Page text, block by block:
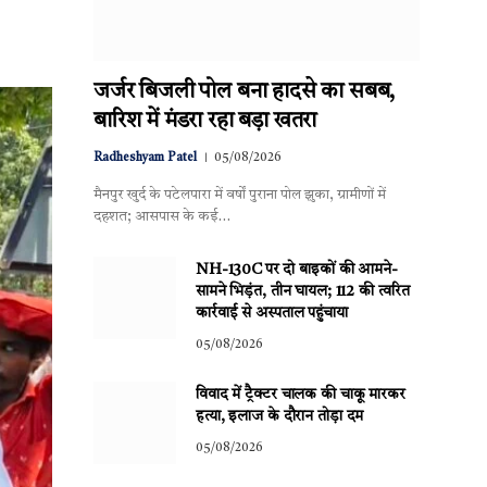
जर्जर बिजली पोल बना हादसे का सबब,
बारिश में मंडरा रहा बड़ा खतरा
Radheshyam Patel 05/08/2026
मैनपुर खुर्द के पटेलपारा में वर्षों पुराना पोल झुका, ग्रामीणों में
दहशत; आसपास के कई…
NH-130C पर दो बाइकों की आमने-
सामने भिड़ंत, तीन घायल; 112 की त्वरित
कार्रवाई से अस्पताल पहुंचाया
05/08/2026
विवाद में ट्रैक्टर चालक की चाकू मारकर
हत्या, इलाज के दौरान तोड़ा दम
05/08/2026